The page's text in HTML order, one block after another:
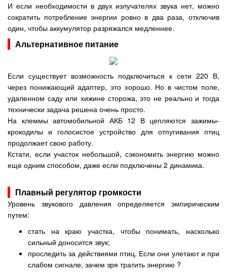
И если необходимости в двух излучателях звука нет, можно
сократить потребление энергии ровно в два раза, отключив
один, чтобы аккумулятор разряжался медленнее.
Альтернативное питание
Если существует возможность подключиться к сети 220 В,
через понижающий адаптер, это хорошо. Но в чистом поле,
удаленном саду или хижине сторожа, это не реально и тогда
технически задача решена очень просто.
На клеммы автомобильной АКБ 12 В цепляются зажимы-
крокодилы и голосистое устройство для отпугивания птиц
продолжает свою работу.
Кстати, если участок небольшой, сэкономить энергию можно
еще одним способом, даже если подключены 2 динамика.
Плавный регулятор громкости
Уровень звукового давления определяется эмпирическим
путем:
стать на краю участка, чтобы понимать, насколько
сильный доносится звук;
проследить за действиями птиц. Если они улетают и при
слабом сигнале, зачем зря тратить энергию ?